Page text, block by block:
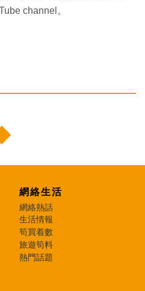
channel。
網絡生活
網絡熱話
生活情報
筍買着數
旅遊筍料
熱門話題